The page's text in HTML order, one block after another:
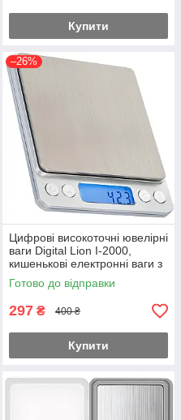
Купити
–26%
Цифрові високоточні ювелірні
ваги Digital Lion I-2000,
кишенькові електронні ваги з
2-ма чашами, з точністю до
0.1г, до 2 кг
Готово до відправки
297 ₴ 400 ₴
Купити